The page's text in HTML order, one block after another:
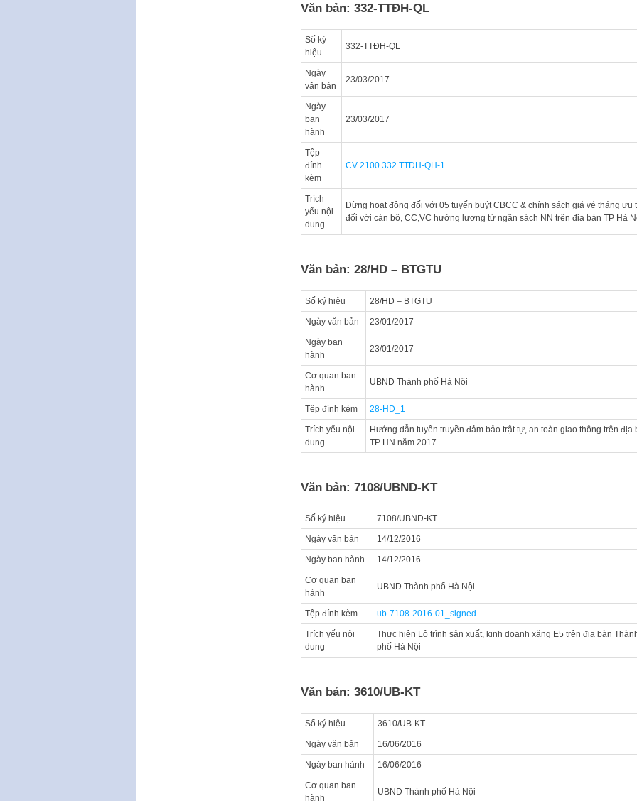
Văn bản: 332-TTĐH-QL
Số ký
hiệu
332-TTĐH-QL
Ngày
văn bản
23/03/2017
Ngày
ban
hành
23/03/2017
Tệp
đính
kèm
CV 2100 332 TTĐH-QH-1
Trích
yếu nội
dung
Dừng hoạt động đối với 05 tuyến buýt CBCC & chính sách giá vé tháng ưu
đối với cán bộ, CC,VC hưởng lương từ ngân sách NN trên địa bàn TP Hà
Văn bản: 28/HD – BTGTU
Số ký hiệu 28/HD – BTGTU
Ngày văn bản 23/01/2017
Ngày ban
hành
23/01/2017
Cơ quan ban
hành
UBND Thành phố Hà Nội
Tệp đính kèm 28-HD_1
Trích yếu nội
dung
Hướng dẫn tuyên truyền đảm bảo trật tự, an toàn giao thông trên địa
TP HN năm 2017
Văn bản: 7108/UBND-KT
Số ký hiệu 7108/UBND-KT
Ngày văn bản 14/12/2016
Ngày ban hành 14/12/2016
Cơ quan ban
hành
UBND Thành phố Hà Nội
Tệp đính kèm ub-7108-2016-01_signed
Trích yếu nội
dung
Thực hiện Lộ trình sản xuất, kinh doanh xăng E5 trên địa bàn
phố Hà Nội
Văn bản: 3610/UB-KT
Số ký hiệu 3610/UB-KT
Ngày văn bản 16/06/2016
Ngày ban hành 16/06/2016
Cơ quan ban
hành
UBND Thành phố Hà Nội